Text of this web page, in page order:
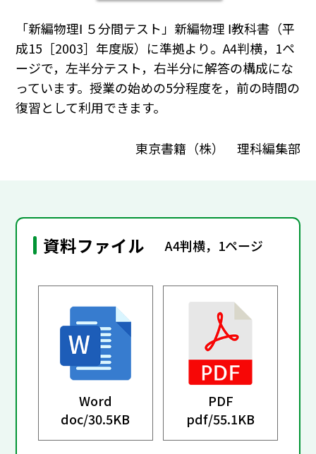
「新編物理Ⅰ ５分間テスト」新編物理 Ⅰ教科書（平
成15［2003］年度版）に準拠より。A4判横，1ペ
ージで，左半分テスト，右半分に解答の構成にな
っています。授業の始めの5分程度を，前の時間の
復習として利用できます。
東京書籍（株） 理科編集部
資料ファイル A4判横，1ページ
Word
doc/30.5KB
PDF
pdf/55.1KB